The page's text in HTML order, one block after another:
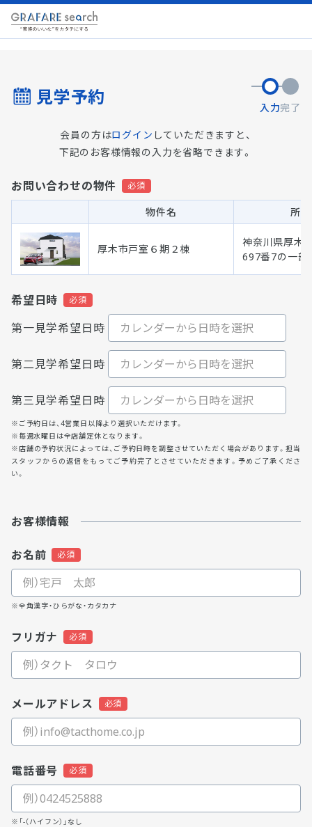
見学予約 入力完了
会員の方はログイン していただきますと、
下記のお客様情報の入力を省略できます。
お問い合わせの物件
物件名 所
厚木市戸室６期２棟
神奈川県厚木
697番7の一部
希望日時
第一見学希望日時
第二見学希望日時
第三見学希望日時
※ご予約日は、4営業日以降より選択いただけます。
※毎週水曜日は全店舗定休となります。
※店舗の予約状況によっては、ご予約日時を調整させていただく場合があります。担当
スタッフからの返信をもってご予約完了とさせていただきます。予めご了承くださ
い。
お客様情報
お名前
※全角漢字・ひらがな・カタカナ
フリガナ
メールアドレス
電話番号
※「-（ハイフン）」なし